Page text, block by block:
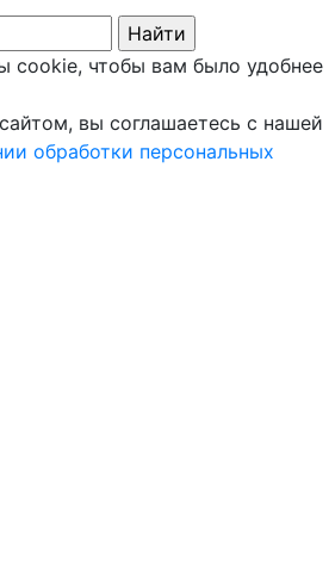
cookie, чтобы вам было удобнее
вы соглашаетесь с нашей
обработки персональных